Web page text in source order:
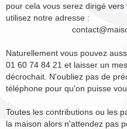
pour cela vous serez dirigé
utilisez notre adresse :
Naturellement vous pouvez
01 60 74 84 21 et laisser un
décrochait. N'oubliez pas de
téléphone pour qu'on puisse
Toutes les contributions ou les
la maison alors n'attendez pas